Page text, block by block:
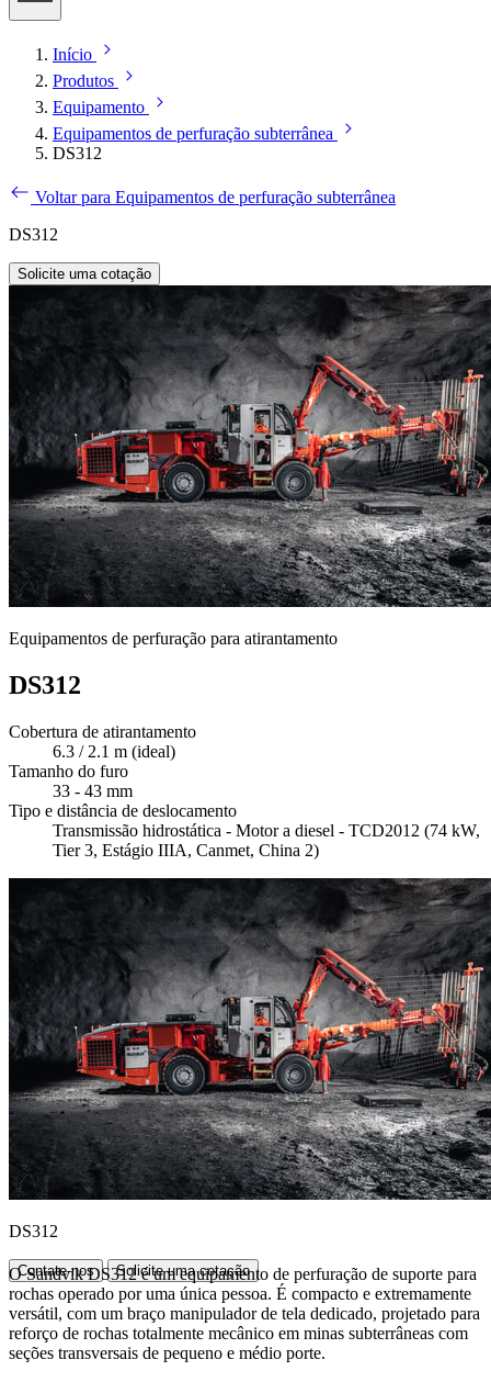
Início
Produtos
Equipamento
Equipamentos de perfuração subterrânea
DS312
Voltar para Equipamentos de perfuração subterrânea
DS312
Solicite uma cotação
Equipamentos de perfuração para atirantamento
DS312
Cobertura de atirantamento
6.3 / 2.1 m (ideal)
Tamanho do furo
33 - 43 mm
Tipo e distância de deslocamento
Transmissão hidrostática - Motor a diesel - TCD2012 (74 kW,
Tier 3, Estágio IIIA, Canmet, China 2)
DS312
Contate-nos Solicite uma cotação
O Sandvik DS312 é um equipamento de perfuração de suporte para
rochas operado por uma única pessoa. É compacto e extremamente
versátil, com um braço manipulador de tela dedicado, projetado para
reforço de rochas totalmente mecânico em minas subterrâneas com
seções transversais de pequeno e médio porte.